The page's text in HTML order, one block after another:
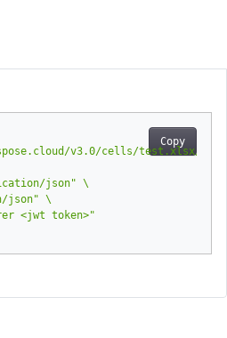
Copy
v3.0/cells/test.xlsx/
json"
json"
<jwt token>"